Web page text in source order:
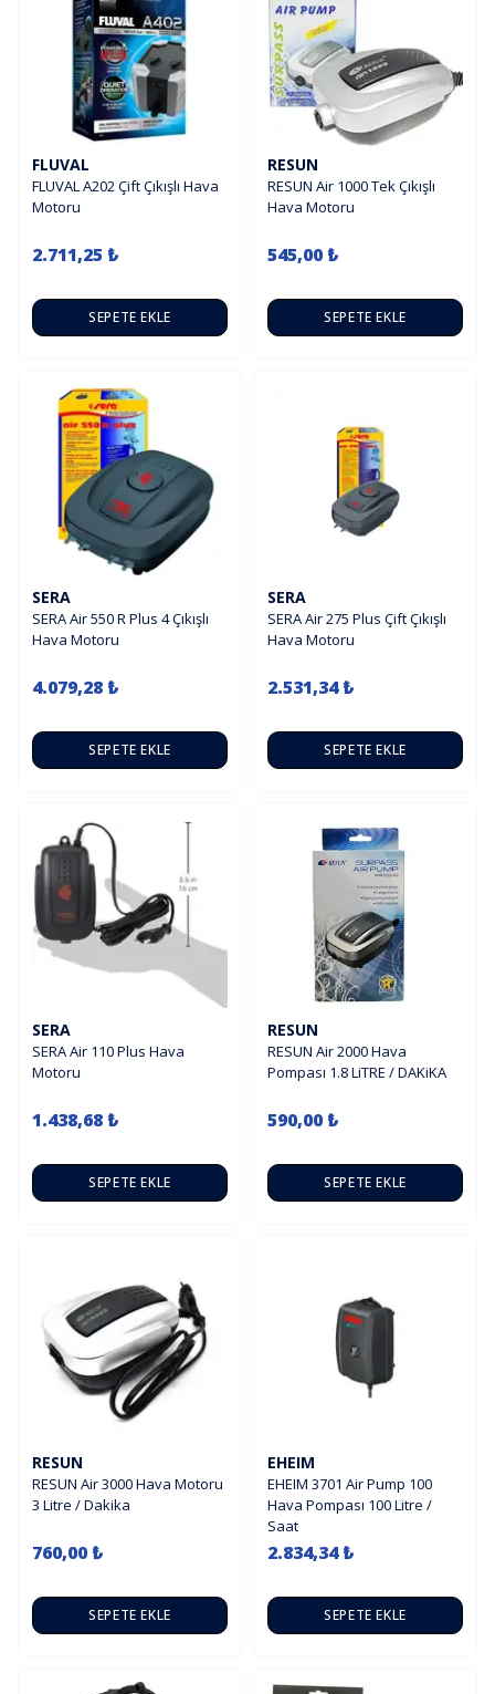
FLUVAL
FLUVAL A202 Çift Çıkışlı Hava
Motoru
2.711,25 ₺
SEPETE EKLE
RESUN
RESUN Air 1000 Tek Çıkışlı
Hava Motoru
545,00 ₺
SEPETE EKLE
SERA
SERA Air 550 R Plus 4 Çıkışlı
Hava Motoru
4.079,28 ₺
SEPETE EKLE
SERA
SERA Air 275 Plus Çift Çıkışlı
Hava Motoru
2.531,34 ₺
SEPETE EKLE
SERA
SERA Air 110 Plus Hava
Motoru
1.438,68 ₺
SEPETE EKLE
RESUN
RESUN Air 2000 Hava
Pompası 1.8 LiTRE / DAKiKA
590,00 ₺
SEPETE EKLE
RESUN
RESUN Air 3000 Hava Motoru
3 Litre / Dakika
760,00 ₺
SEPETE EKLE
EHEIM
EHEIM 3701 Air Pump 100
Hava Pompası 100 Litre /
Saat
2.834,34 ₺
SEPETE EKLE